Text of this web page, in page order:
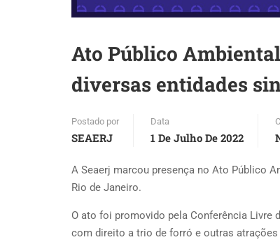
Ato Público
diversas entidades
Postado por
SEAERJ
Data
1 De Julho De 2022
A Seaerj marcou presença no Ato Público
Rio de Janeiro.
O ato foi promovido pela Conferência Livre
com direito a trio de forró e outras